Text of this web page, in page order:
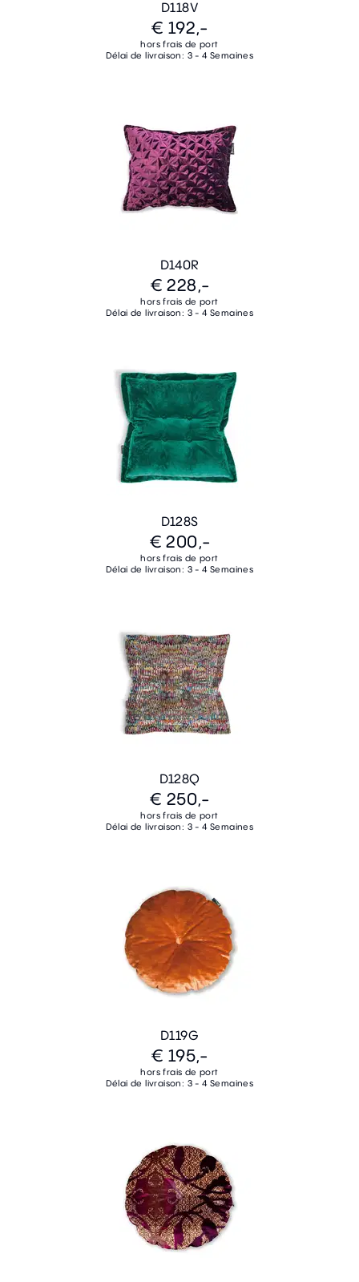
D118V
€ 192,-
hors frais de port
Délai de livraison: 3 - 4 Semaines
D140R
€ 228,-
hors frais de port
Délai de livraison: 3 - 4 Semaines
D128S
€ 200,-
hors frais de port
Délai de livraison: 3 - 4 Semaines
D128Q
€ 250,-
hors frais de port
Délai de livraison: 3 - 4 Semaines
D119G
€ 195,-
hors frais de port
Délai de livraison: 3 - 4 Semaines